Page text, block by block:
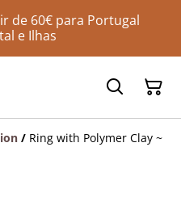
de 60€ para Portugal
e Ilhas
/ Ring with Polymer Clay ~